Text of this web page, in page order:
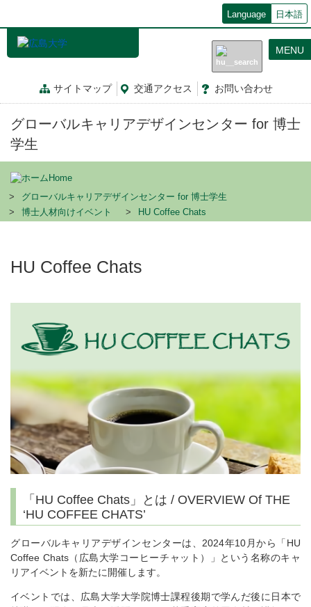
Language 日本語
サイトマップ 交通アクセス お問い合わせ
MENU
グローバルキャリアデザインセンター for 博士
学生
Home
グローバルキャリアデザインセンター for 博士学生
博士人材向けイベント
HU Coffee Chats
HU Coffee Chats
「HU Coffee Chats」とは / OVERVIEW Of THE
‘HU COFFEE CHATS’
グローバルキャリアデザインセンターは、2024年10月から「 HU
Coffee Chats（広島大学コーヒーチャット）」という名称のキャ
リアイベントを新たに開催します。
イベントでは、広島大学大学院博士課程後期で学んだ後に日本で